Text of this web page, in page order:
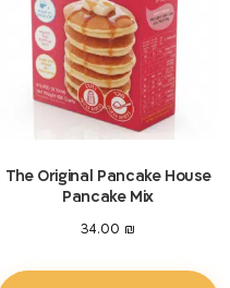
The Original Pancake House
Pancake Mix
34.00 ₪